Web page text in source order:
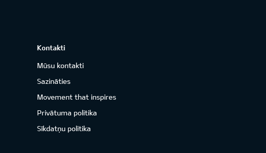
Kontakti
Mūsu kontakti
Sazināties
Movement that inspires
Privātuma politika
Sīkdatņu politika